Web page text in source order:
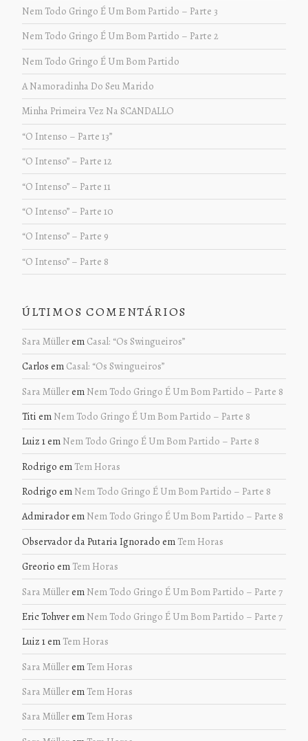
Nem Todo Gringo É Um Bom Partido – Parte 3
Nem Todo Gringo É Um Bom Partido – Parte 2
Nem Todo Gringo É Um Bom Partido
A Namoradinha Do Seu Marido
Minha Primeira Vez Na SCANDALLO
“O Intenso – Parte 13”
“O Intenso” – Parte 12
“O Intenso” – Parte 11
“O Intenso” – Parte 10
“O Intenso” – Parte 9
“O Intenso” – Parte 8
ÚLTIMOS COMENTÁRIOS
Sara Müllerem Casal: “Os Swingueiros”
Carlos em Casal: “Os Swingueiros”
Sara Müllerem Nem Todo Gringo É Um Bom Partido – Parte 8
Titi em Nem Todo Gringo É Um Bom Partido – Parte 8
Luiz 1em Nem Todo Gringo É Um Bom Partido – Parte 8
Rodrigo em Tem Horas
Rodrigo em Nem Todo Gringo É Um Bom Partido – Parte 8
Admiradorem Nem Todo Gringo É Um Bom Partido – Parte 8
Observador da Putaria Ignorado em Tem Horas
Greorio em Tem Horas
Sara Müllerem Nem Todo Gringo É Um Bom Partido – Parte 7
Eric Tohverem Nem Todo Gringo É Um Bom Partido – Parte 7
Luiz 1em Tem Horas
Sara Müllerem Tem Horas
Sara Müllerem Tem Horas
Sara Müllerem Tem Horas